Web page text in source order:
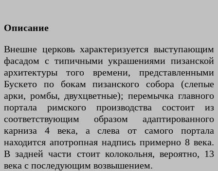
Описание
Внешне церковь характеризуется выступающим
фасадом с типичными украшениями пизанской
архитектуры того времени, представленными
Бускето по бокам пизанского собора (слепые
арки, ромбы, двухцветные); перемычка главного
портала римского производства состоит из
соответствующим образом адаптированного
карниза 4 века, а слева от самого портала
находится апотропная надпись примерно 8 века.
В задней части стоит колокольня, вероятно, 13
века с последующим возвышением.